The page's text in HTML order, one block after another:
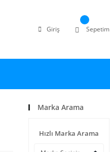
Giriş Sepetim
Marka Arama
Hızlı Marka Arama